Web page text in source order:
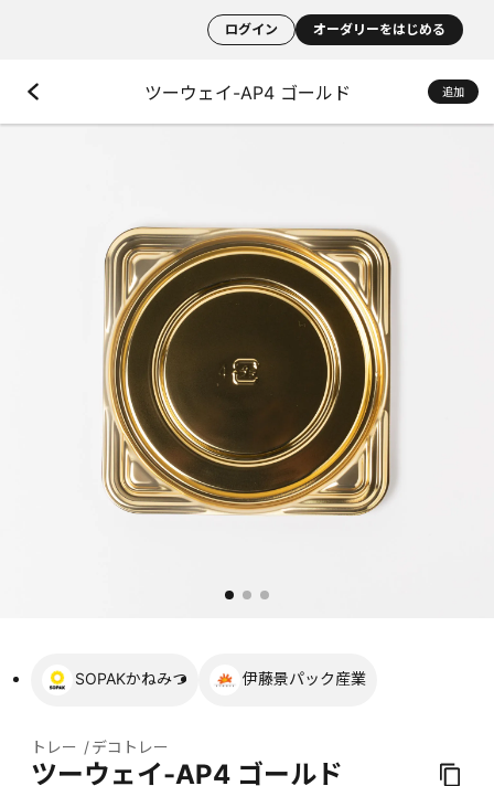
ログイン オーダリーをはじめる
ツーウェイ-AP4 ゴールド 追加
SOPAKかねみつ 伊藤景パック産業
トレー デコトレー
ツーウェイ-AP4 ゴールド